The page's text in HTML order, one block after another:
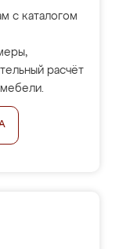
с каталогом
расчёт